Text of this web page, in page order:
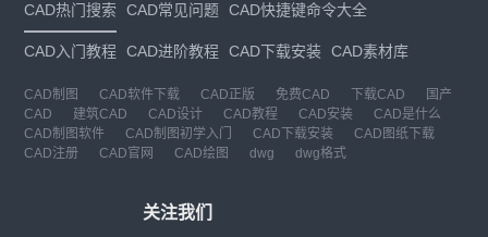
CAD热门搜索 CAD常见问题 CAD快捷键命令大全
CAD入门教程 CAD进阶教程 CAD下载安装 CAD素材库
CAD制图 CAD软件下载 CAD正版 免费CAD 下载CAD
国产
CAD
建筑CAD CAD设计 CAD教程 CAD安装
CAD是什么
CAD制图软件
CAD制图初学入门 CAD下载安装
CAD图纸下载
CAD注册
CAD官网 CAD绘图 dwg dwg格式
关注我们